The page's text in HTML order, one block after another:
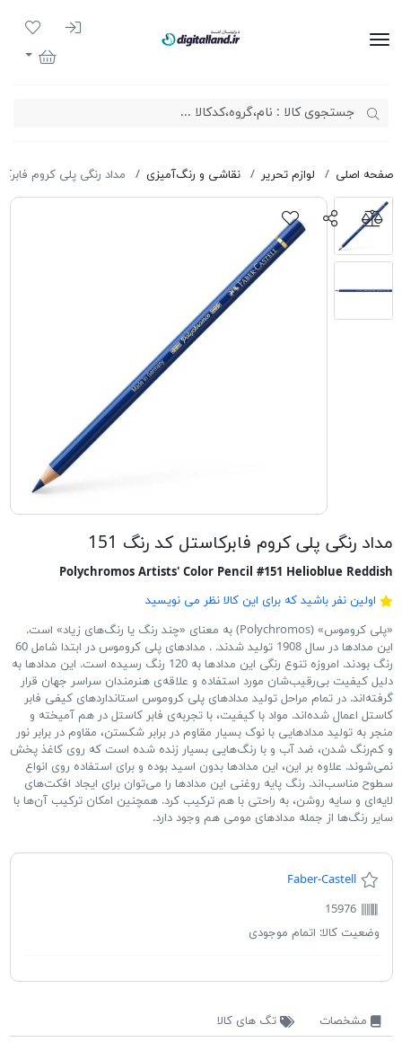
ورود به
لیست
سبد خرید
صفحه اصلی لوازم تحریر نقاشی و رنگ‌آمیزی مداد رنگی پلی کروم
مداد رنگی پلی کروم فابرکاستل کد رنگ 151
Polychromos Artists' Color Pencil #151 Helioblue Reddish
اولین نفر باشید که برای این کالا نظر می نویسید
«پلی کروموس» (Polychromos) به معنای «چند رنگ یا رنگ‌های زیاد» است.
این مدادها در سال 1908 تولید شدند. . مدادهای پلی کروموس در ابتدا شامل 60
رنگ بودند. امروزه تنوع رنگی این مدادها به 120 رنگ رسیده است. این مدادها به
دلیل کیفیت بی‌رقیب‌شان مورد استفاده و علاقه‌ی هنرمندان سراسر جهان قرار
گرفته‌اند. در تمام مراحل تولید مدادهای پلی کروموس استانداردهای کیفی فابر
کاستل اعمال شده‌اند. مواد با کیفیت، با تجربه‌ی فابر کاستل در هم آمیخته و
منجر به تولید مدادهایی با نوک بسیار مقاوم در برابر شکستن، مقاوم در برابر نور
و کم‌رنگ شدن، ضد آب و با رنگ‌هایی بسیار زنده شده است که روی کاغذ پخش
نمی‌شوند. علاوه بر این، این مدادها بدون اسید بوده و برای استفاده روی انواع
سطوح مناسب‌اند. رنگ پایه روغنی این مدادها را می‌توان برای ایجاد افکت‌های
لایه‌ای و سایه روشن، به راحتی با هم ترکیب کرد. همچنین امکان ترکیب آن‌ها با
سایر رنگ‌ها از جمله مدادهای مومی هم وجود دارد.
Faber-Castell
15976
وضعیت کالا: اتمام موجودی
مشخصات تگ های کالا